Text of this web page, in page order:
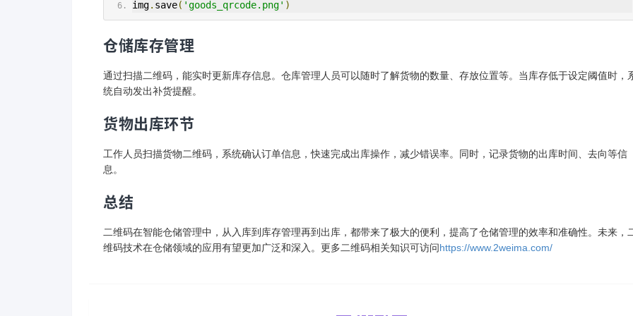
img. save( 'goods_qrcode.png' )
仓储库存管理
通过扫描二维码，能实时更新库存信息。仓库管理人员可以随时了解货物的数量、存放位置等。当库存低于设定阈值时，
统自动发出补货提醒。
货物出库环节
工作人员扫描货物二维码，系统确认订单信息，快速完成出库操作，减少错误率。同时，记录货物的出库时间、去向等信
息。
总结
二维码在智能仓储管理中，从入库到库存管理再到出库，都带来了极大的便利，提高了仓储管理的效率和准确性。未来，
维码技术在仓储领域的应用有望更加广泛和深入。更多二维码相关知识可访问https://www.2weima.com/